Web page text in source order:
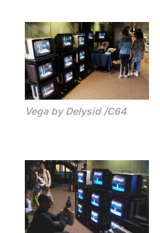
Vega by Delysid /C64